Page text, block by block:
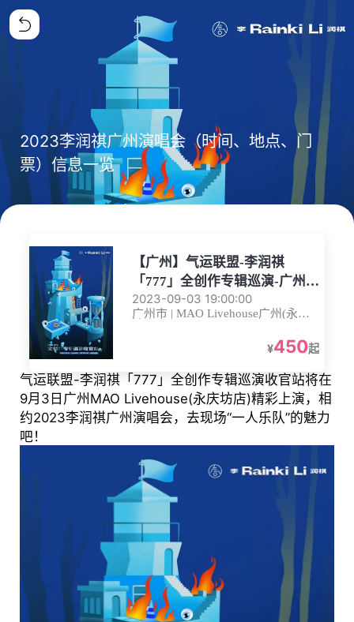
2023李润祺广州演唱会（时间、地点、门
票）信息一览
【广州】气运联盟-李润祺
「777」全创作专辑巡演-广州收
官站
2023-09-03 19:00:00
广州市 | MAO Livehouse广州(永庆
¥450起
气运联盟-李润祺「777」全创作专辑巡演收官站将在
9月3日广州MAO Livehouse(永庆坊店)精彩上演，相
约2023李润祺广州演唱会，去现场“一人乐队”的魅力
吧！